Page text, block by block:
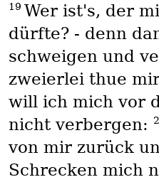
19 Wer ist's, der
dürfte? - denn
schweigen und
zweierlei thue
will ich mich vor
nicht verbergen:
von mir zurück
Schrecken mich